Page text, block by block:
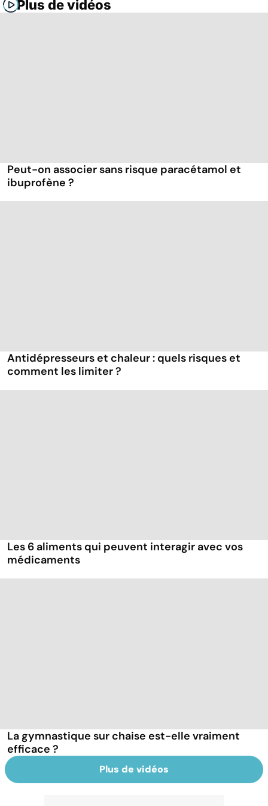
Plus de vidéos
Peut-on associer sans risque paracétamol et
ibuprofène ?
Antidépresseurs et chaleur : quels risques et
comment les limiter ?
Les 6 aliments qui peuvent interagir avec vos
médicaments
La gymnastique sur chaise est-elle vraiment
efficace ?
Plus de vidéos